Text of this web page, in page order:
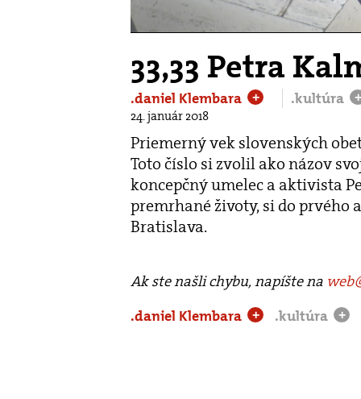
33,33 Petra
.daniel Klembara + .kultúra +
24. január 2018
Priemerný vek slovenských
Toto číslo si zvolil ako názov
koncepčný umelec a aktivista
premrhané životy, si do prvého
Bratislava.
Ak ste našli chybu, napíšte na
.daniel Klembara
+ .kultúra +